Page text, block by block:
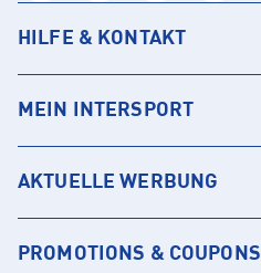
HILFE & KONTAKT
MEIN INTERSPORT
AKTUELLE WERBUNG
PROMOTIONS & COUPONS